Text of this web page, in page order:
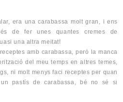
era una carabassa molt gran, i ens
de fer unes quantes cremes de
una altra meitat!
amb carabassa, però la manca
del meu temps en altres temes,
ni molt menys faci receptes per quan
pastís de carabassa, bé no sé si